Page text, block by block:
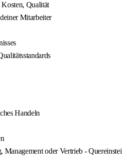
Kosten, Qualität
Mitarbeiter
Handeln
Management oder Vertrieb -